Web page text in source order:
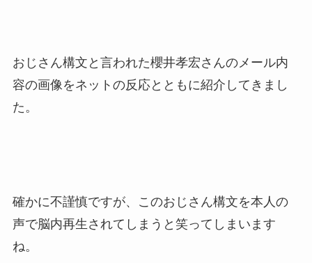
おじさん構文と言われた櫻井孝宏さんのメール内
容の画像をネットの反応とともに紹介してきまし
た。
確かに不謹慎ですが、このおじさん構文を本人の
声で脳内再生されてしまうと笑ってしまいます
ね。